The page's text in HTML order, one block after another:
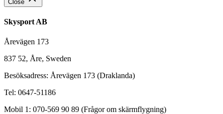
Close
Skysport AB
Årevägen 173
837 52, Åre, Sweden
Besöksadress: Årevägen 173 (Draklanda)
Tel: 0647-51186
Mobil 1: 070-569 90 89 (Frågor om skärmflygning)